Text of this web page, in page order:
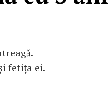
fetița ei.